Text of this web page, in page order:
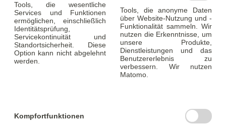
Tools, die wesentliche
Services und Funktionen
ermöglichen, einschließlich
Identitätsprüfung,
Servicekontinuität und
Standortsicherheit. Diese
Option kann nicht abgelehnt
werden.
Tools, die anonyme Daten
über Website-Nutzung und -
Funktionalität sammeln. Wir
nutzen die Erkenntnisse, um
unsere Produkte,
Dienstleistungen und das
Benutzererlebnis zu
verbessern. Wir nutzen
Matomo.
Kompfortfunktionen